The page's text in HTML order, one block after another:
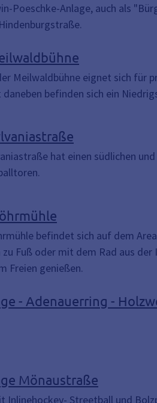
Poeschke-Anlage, auch als
Meilwaldbühne eignet sich für
befinden sich ein
hat einen südlichen
befindet sich auf dem
Fuß oder mit dem Rad aus
Freien genießen.
- Adenauerring -
Mönaustraße
Inlinehockey- Streetball und